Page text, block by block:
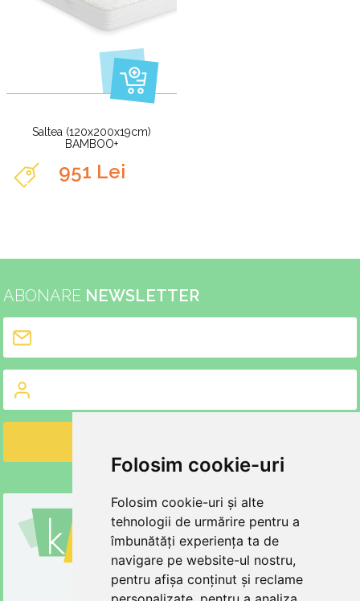
Folosim cookie-uri
Folosim cookie-uri și alte
tehnologii de urmărire pentru a
îmbunătăți experiența ta de
navigare pe website-ul nostru,
pentru afișa conținut și reclame
Saltea (120x200x19cm)
BAMBOO+
951 Lei
ABONARE NEWSLETTER
PRODUSE SI INFORMATII
MOBILIER BEBELUSI
MOBILIER COPII
MOBILIER ADOLESCENTI
MOBILIER SI ACCESORII
DESPRE NOI